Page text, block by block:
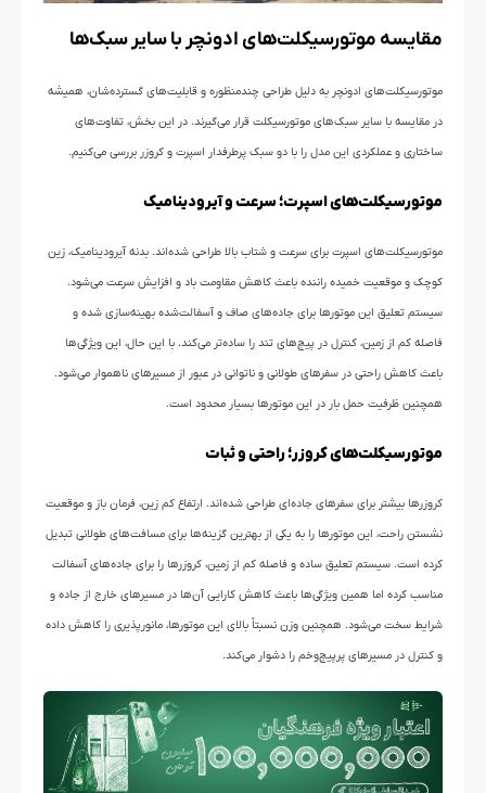
مقایسه موتورسیکلت‌های ادونچر با سایر سبک‌ها
موتورسیکلت‌های ادونچر به دلیل طراحی چندمنظوره و قابلیت‌های گسترده‌شان، همیشه
در مقایسه با سایر سبک‌های موتورسیکلت قرار می‌گیرند. در این بخش، تفاوت‌های
ساختاری و عملکردی این مدل را با دو سبک پرطرفدار اسپرت و کروزر بررسی می‌کنیم.
موتورسیکلت‌های اسپرت؛ سرعت و آیرودینامیک
موتورسیکلت‌های اسپرت برای سرعت و شتاب بالا طراحی شده‌اند. بدنه آیرودینامیک، زین
کوچک و موقعیت خمیده راننده باعث کاهش مقاومت باد و افزایش سرعت می‌شود.
سیستم تعلیق این موتورها برای جاده‌های صاف و آسفالت‌شده بهینه‌سازی شده و
فاصله کم از زمین، کنترل در پیچ‌های تند را ساده‌تر می‌کند. با این حال، این ویژگی‌ها
باعث کاهش راحتی در سفرهای طولانی و ناتوانی در عبور از مسیرهای ناهموار می‌شود.
همچنین ظرفیت حمل بار در این موتورها بسیار محدود است.
موتورسیکلت‌های کروزر؛ راحتی و ثبات
کروزرها بیشتر برای سفرهای جاده‌ای طراحی شده‌اند. ارتفاع کم زین، فرمان باز و موقعیت
نشستن راحت، این موتورها را به یکی از بهترین گزینه‌ها برای مسافت‌های طولانی تبدیل
کرده است. سیستم تعلیق ساده و فاصله کم از زمین، کروزرها را برای جاده‌های آسفالت
مناسب کرده اما همین ویژگی‌ها باعث کاهش کارایی آن‌ها در مسیرهای خارج از جاده و
شرایط سخت می‌شود. همچنین وزن نسبتاً بالای این موتورها، مانورپذیری را کاهش داده
و کنترل در مسیرهای پرپیچ‌وخم را دشوار می‌کند.